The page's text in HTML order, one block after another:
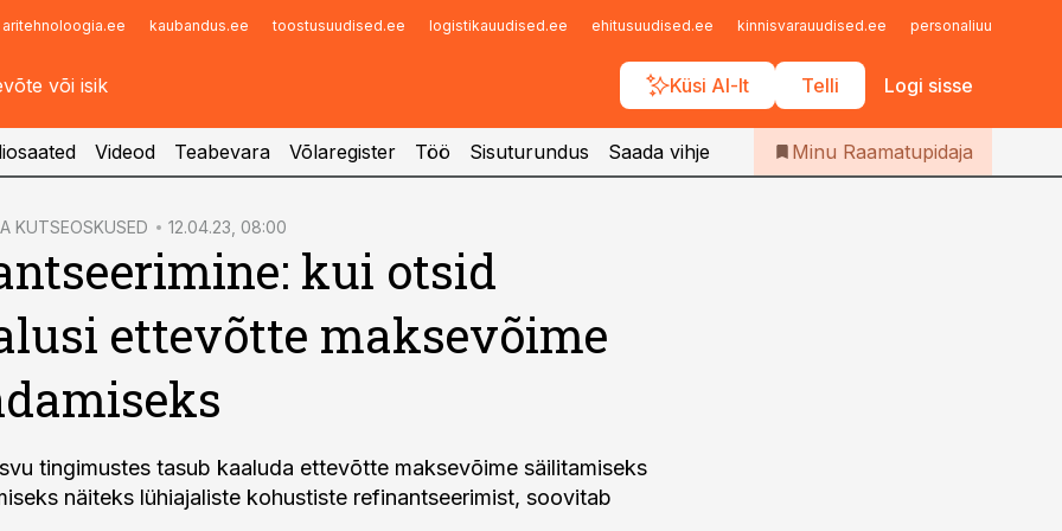
aritehnoloogia.ee kaubandus.ee toostusuudised.ee logistikauudised.ee ehitusuudised.ee kinnisvarauudised.ee personaliuudised.ee
Küsi AI-lt Telli Logi sisse
Infopank
Iseteenindus
Telli Raamatupidaja
Videod Teabevara Võlaregister Töö Sisuturundus Saada vihje Minu Raamatupidaja
KUTSEOSKUSED 12.04.23, 08:00
kui otsid
ettevõtte maksevõime
tingimustes tasub kaaluda ettevõtte maksevõime säilitamiseks
näiteks lühiajaliste kohustiste refinantseerimist, soovitab